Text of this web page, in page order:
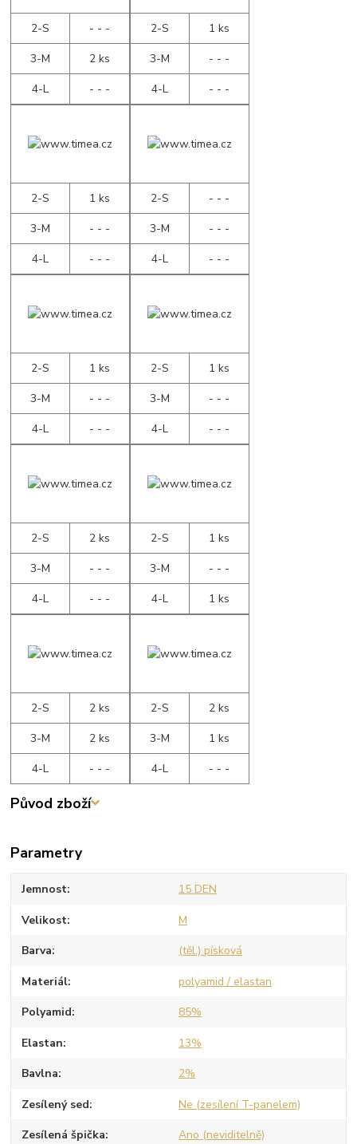
2-S
- - -
3-M
2 ks
4-L
- - -
2-S
1 ks
3-M
- - -
4-L
- - -
2-S
1 ks
3-M
- - -
4-L
- - -
2-S
- - -
3-M
- - -
4-L
- - -
2-S
1 ks
3-M
- - -
4-L
- - -
2-S
1 ks
3-M
- - -
4-L
- - -
2-S
2 ks
3-M
- - -
4-L
- - -
2-S
1 ks
3-M
- - -
4-L
1 ks
2-S
2 ks
3-M
2 ks
4-L
- - -
2-S
2 ks
3-M
1 ks
4-L
- - -
Původ zboží
Parametry
Jemnost 15 DEN
Velikost M
Barva (těl.) písková
Materiál polyamid / elastan
Polyamid 85%
Elastan 13%
Bavlna 2%
Zesílený sed Ne (zesílení T-panelem)
Zesílená špička Ano (neviditelně)